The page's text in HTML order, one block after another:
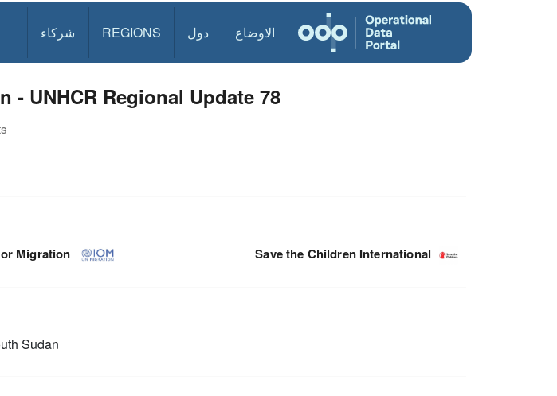
الاوضاع دول REGIONS شركاء
- UNHCR Regional Update 78
Migration Save the Children International
Sudan